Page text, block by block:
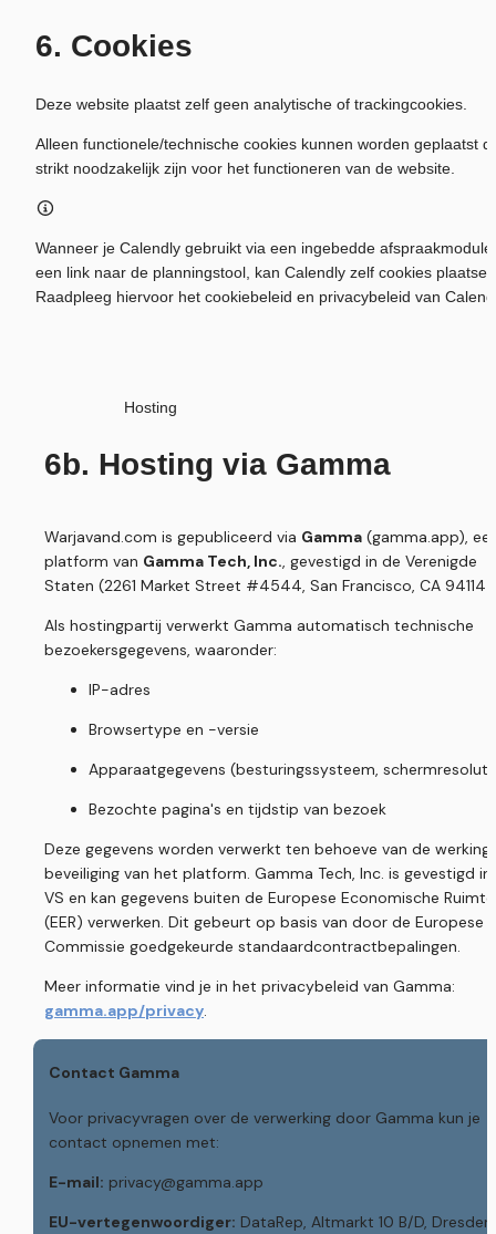
6. Cookies
Deze website plaatst zelf geen analytische of trackingcookies.
Alleen functionele/technische cookies kunnen worden geplaatst
strikt noodzakelijk zijn voor het functioneren van de website.
Wanneer je Calendly gebruikt via een ingebedde afspraakmodule
een link naar de planningstool, kan Calendly zelf cookies
Raadpleeg hiervoor het cookiebeleid en privacybeleid van
                  Hosting
6b. Hosting via Gamma
Warjavand.com is gepubliceerd via Gamma (gamma.app),
platform van Gamma Tech, Inc., gevestigd in de Verenigde
Staten (2261 Market Street #4544, San Francisco, CA 94114).
Als hostingpartij verwerkt Gamma automatisch technische
bezoekersgegevens, waaronder:
IP-adres
Browsertype en -versie
Apparaatgegevens (besturingssysteem,
Bezochte pagina's en tijdstip van bezoek
Deze gegevens worden verwerkt ten behoeve van de werking
beveiliging van het platform. Gamma Tech, Inc. is gevestigd in
VS en kan gegevens buiten de Europese Economische Ruimte
(EER) verwerken. Dit gebeurt op basis van door de Europese
Commissie goedgekeurde standaardcontractbepalingen.
gamma.app/privacy.
Contact Gamma
Voor privacyvragen over de verwerking door Gamma kun je
contact opnemen met:
E-mail: privacy@gamma.app
EU-vertegenwoordiger: DataRep, Altmarkt 10 B/D, Dresden,